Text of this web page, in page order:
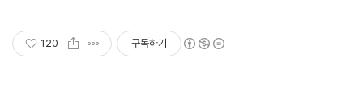
120 구독하기